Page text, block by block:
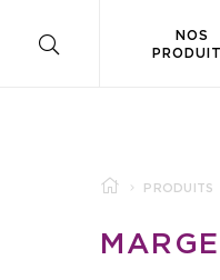
NOS
PRODUITS